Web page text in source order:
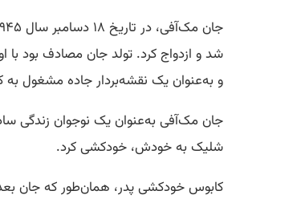
شد و ازدواج کرد. تولد جان مصادف بود
و به‌عنوان یک نقشه‌بردار جاده مشغول به
شلیک به خودش، خودکشی کرد.
کابوس خودکشی پدر، همان‌طور که جان